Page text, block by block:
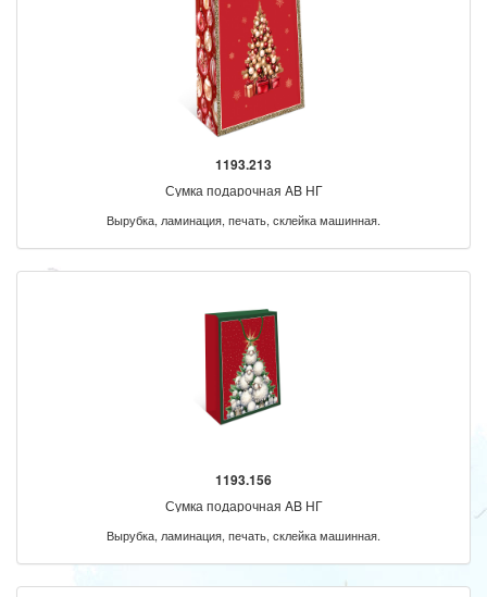
1193.213
Сумка подарочная AB НГ
Вырубка, ламинация, печать, склейка машинная.
1193.156
Сумка подарочная AB НГ
Вырубка, ламинация, печать, склейка машинная.